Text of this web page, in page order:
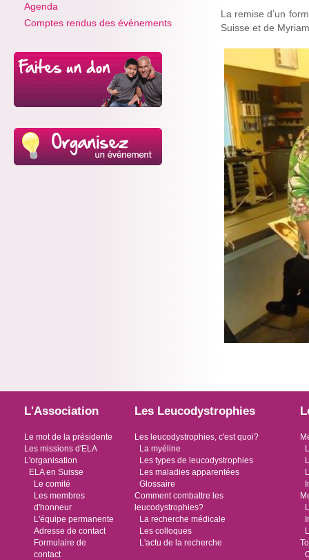
Agenda
Comptes rendus des événements
La remise d’un
Suisse et de
L'Association
Le mot de la présidente
Les missions d'ELA
L'organisation
ELA en Suisse
Le comité
Les membres
d'honneur
L'équipe permanente
Adresse de contact
Formulaire de
contact
Les Leucodystrophies
Les leucodystrophies, c'est quoi?
La myéline
Les types de leucodystrophies
Les maladies apparentées
Glossaire
Comment combattre les
leucodystrophies?
La recherche médicale
Les colloques
L'actu de la recherche